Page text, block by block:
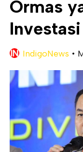
Ormas
Investasi
IndigoNews •